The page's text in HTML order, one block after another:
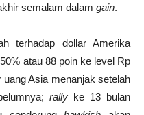
semalam dalam gain.
terhadap dollar Amerika
atau 88 poin ke level Rp
uang Asia menanjak setelah
rally ke 13 bulan